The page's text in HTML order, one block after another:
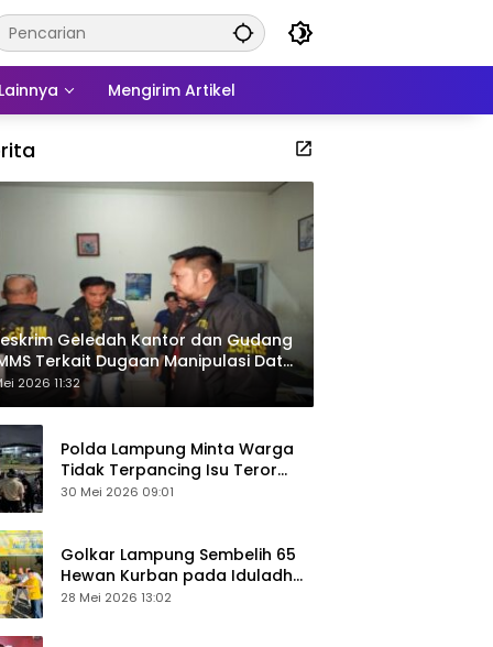
Lainnya Mengirim Artikel
Geledah Kantor dan Gudang
Terkait Dugaan Manipulasi Data
Sawit
2026 11:32
Polda Lampung Minta Warga
Tidak Terpancing Isu Teror
Pocong Palsu, Patroli
30 Mei 2026 09:01
Golkar Lampung Sembelih 65
Hewan Kurban pada Iduladha
1447 Hijriah
28 Mei 2026 13:02